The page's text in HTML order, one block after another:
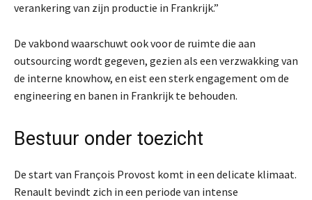
verankering van zijn productie in Frankrijk.”
De vakbond waarschuwt ook voor de ruimte die aan
outsourcing wordt gegeven, gezien als een verzwakking van
de interne knowhow, en eist een sterk engagement om de
engineering en banen in Frankrijk te behouden.
Bestuur onder toezicht
De start van François Provost komt in een delicate klimaat.
Renault bevindt zich in een periode van intense